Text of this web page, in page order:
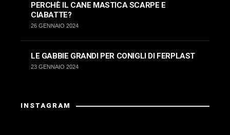
PERCHÈ IL CANE MASTICA SCARPE E
CIABATTE?
26 GENNAIO 2024
LE GABBIE GRANDI PER CONIGLI DI FERPLAST
23 GENNAIO 2024
INSTAGRAM